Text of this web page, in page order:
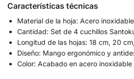
Características técnicas
Material de la hoja: Acero
Cantidad: Set de 4 cuchillos
Longitud de las hojas: 18 cm, 20
Diseño: Mango ergonómico y
Color: Acabado en acero